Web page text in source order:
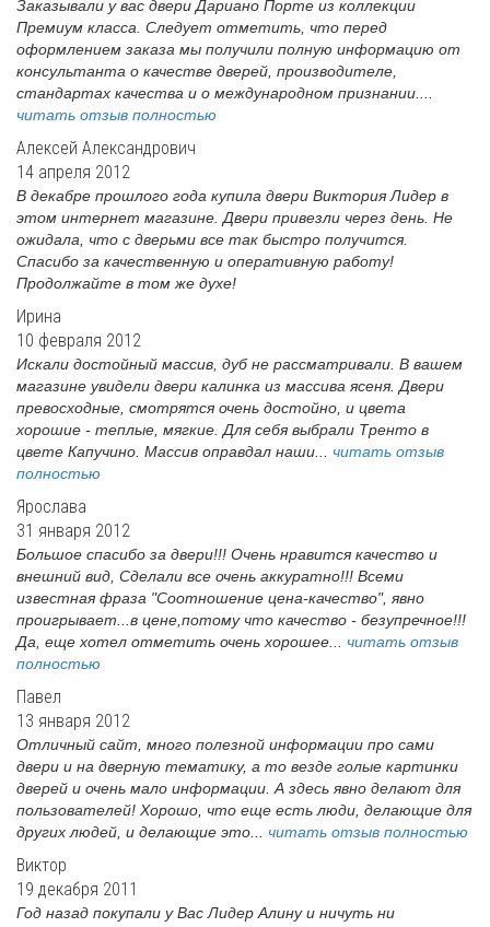
Заказывали у вас двери Дариано Порте из коллекции
Премиум класса. Следует отметить, что перед
оформлением заказа мы получили полную информацию от
консультанта о качестве дверей, производителе,
стандартах качества и о международном признании....
читать отзыв полностью
Алексей Александрович
14 апреля 2012
В декабре прошлого года купила двери Виктория Лидер в
этом интернет магазине. Двери привезли через день. Не
ожидала, что с дверьми все так быстро получится.
Спасибо за качественную и оперативную работу!
Продолжайте в том же духе!
Ирина
10 февраля 2012
Искали достойный массив, дуб не рассматривали. В вашем
магазине увидели двери калинка из массива ясеня. Двери
превосходные, смотрятся очень достойно, и цвета
хорошие - теплые, мягкие. Для себя выбрали Тренто в
цвете Капучино. Массив оправдал наши... читать отзыв
полностью
Ярослава
31 января 2012
Большое спасибо за двери!!! Очень нравится качество и
внешний вид, Сделали все очень аккуратно!!! Всеми
известная фраза "Соотношение цена-качество", явно
проигрывает...в цене,потому что качество - безупречное!!!
Да, еще хотел отметить очень хорошее... читать отзыв
полностью
Павел
13 января 2012
Отличный сайт, много полезной информации про сами
двери и на дверную тематику, а то везде голые картинки
дверей и очень мало информации. А здесь явно делают для
пользователей! Хорошо, что еще есть люди, делающие для
других людей, и делающие это... читать отзыв полностью
Виктор
19 декабря 2011
Год назад покупали у Вас Лидер Алину и ничуть ни